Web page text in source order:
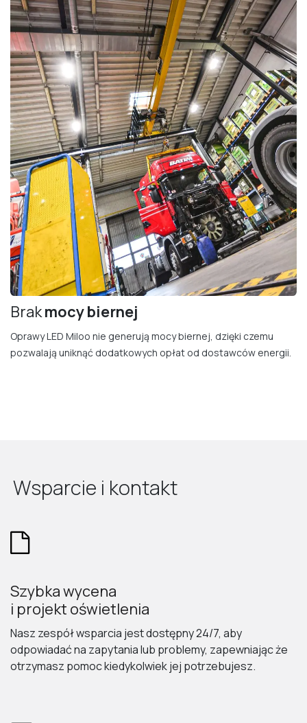
Brakmocy bierne​j
Oprawy LED Miloo nie generują mocy biernej, dzięki czemu
pozwalają uniknąć dodatkowych opłat od dostawców energii.
Wsparcie i kontakt
Szybka wycena
i projekt oświetlenia
Nasz zespół wsparcia jest dostępny 24/7, aby
odpowiadać na zapytania lub problemy, zapewniając że
otrzymasz pomoc kiedykolwiek jej potrzebujesz.